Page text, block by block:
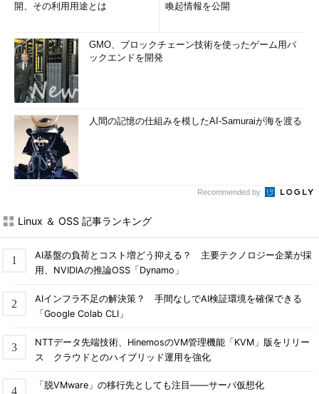
開、その利用用途とは
喚起情報を公開
GMO、ブロックチェーン技術を使ったゲーム用バ
ックエンドを開発
人間の記憶の仕組みを模したAI-Samuraiが海を渡る
Recommended by
Linux ＆ OSS 記事ランキング
AI基盤の負荷とコスト増どう抑える？ 主要テクノロジー企業が採
用、NVIDIAの推論OSS「Dynamo」
AIインフラ不足の解決策？ 手間なしでAI検証環境を確保できる
「Google Colab CLI」
NTTデータ先端技術、HinemosのVM管理機能「KVM」版をリリー
ス クラウドとのハイブリッド運用を強化
「脱VMware」の移行先としても注目――サーバ仮想化